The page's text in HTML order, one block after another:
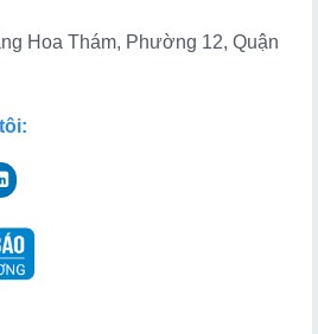
Hoa Thám, Phường 12, Quận